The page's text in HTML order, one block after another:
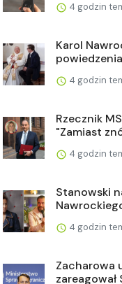
4 godzin
Karol
powiedzenia
4 godzin
Rzecznik
"Zamiast
4 godzin
Stanowski
4 godzin
Zacharowa
zareagował